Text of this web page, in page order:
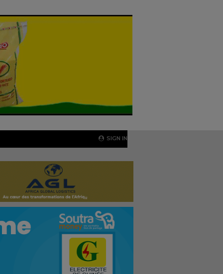
SIGN IN